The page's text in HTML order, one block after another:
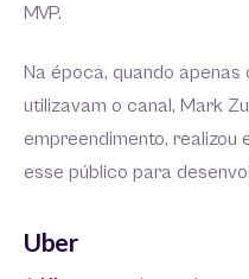
MVP.
Na época, quando
utilizavam o canal, Mark
empreendimento, realizou
esse público para
Uber